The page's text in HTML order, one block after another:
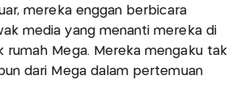
mereka enggan berbicara
media yang menanti mereka di
rumah Mega. Mereka mengaku tak
dari Mega dalam pertemuan